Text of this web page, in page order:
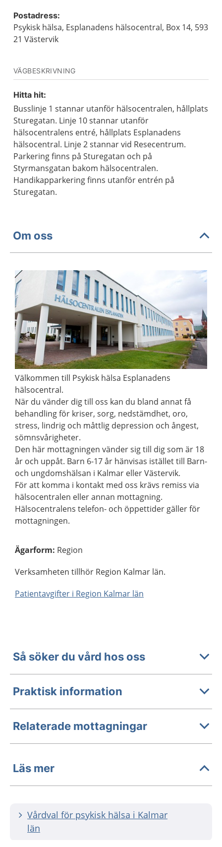
Postadress:
Psykisk hälsa, Esplanadens hälsocentral, Box 14, 593
21 Västervik
VÄGBESKRIVNING
Hitta hit:
Busslinje 1 stannar utanför hälsocentralen, hållplats
Sturegatan. Linje 10 stannar utanför
hälsocentralens entré, hållplats Esplanadens
hälsocentral. Linje 2 stannar vid Resecentrum.
Parkering finns på Sturegatan och på
Styrmansgatan bakom hälsocentralen.
Handikapparkering finns utanför entrén på
Sturegatan.
Om oss
Välkommen till Psykisk hälsa Esplanadens
hälsocentral.
När du vänder dig till oss kan du bland annat få
behandling för kriser, sorg, nedstämdhet, oro,
stress, lindrig och måttlig depression och ångest,
sömnsvårigheter.
Den här mottagningen vänder sig till dig som är 18
år och uppåt. Barn 6-17 år hänvisas istället till Barn-
och ungdomshälsan i Kalmar eller Västervik.
För att komma i kontakt med oss krävs remiss via
hälsocentralen eller annan mottagning.
Hälsocentralens telefon- och öppettider gäller för
mottagningen.
Ägarform: Region
Verksamheten tillhör Region Kalmar län.
Patientavgifter i Region Kalmar län
Så söker du vård hos oss
Praktisk information
Relaterade mottagningar
Läs mer
Vårdval för psykisk hälsa i Kalmar
län